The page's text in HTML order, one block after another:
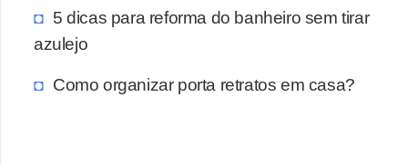
5 dicas para reforma do banheiro sem tirar
azulejo
Como organizar porta retratos em casa?